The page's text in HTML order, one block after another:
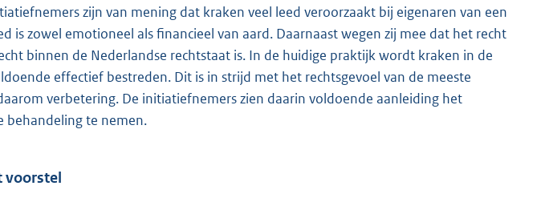
zijn van mening dat kraken veel leed veroorzaakt bij eigenaren van een
is zowel emotioneel als financieel van aard. Daarnaast wegen zij mee dat het recht
binnen de Nederlandse rechtstaat is. In de huidige praktijk wordt kraken in de
effectief bestreden. Dit is in strijd met het rechtsgevoel van de meeste
verbetering. De initiatiefnemers zien daarin voldoende aanleiding het
behandeling te nemen.
voorstel